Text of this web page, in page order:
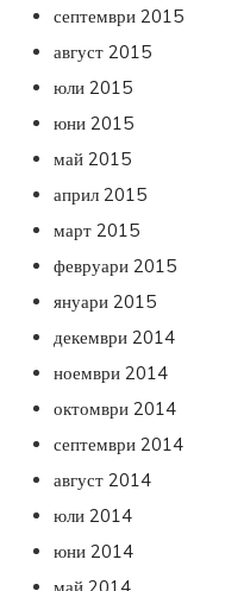
септември 2015
август 2015
юли 2015
юни 2015
май 2015
април 2015
март 2015
февруари 2015
януари 2015
декември 2014
ноември 2014
октомври 2014
септември 2014
август 2014
юли 2014
юни 2014
май 2014